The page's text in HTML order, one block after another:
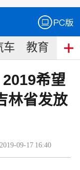
车 教育 食
希望
林省发放
2019-09-17 16:40